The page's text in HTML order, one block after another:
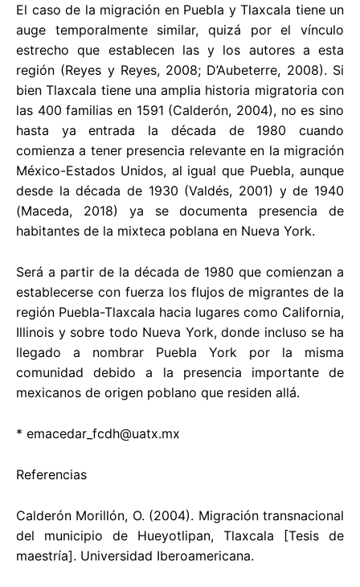
El caso de la migración en Puebla y Tlaxcala tiene un
auge temporalmente similar, quizá por el vínculo
estrecho que establecen las y los autores a esta
región (Reyes y Reyes, 2008; D’Aubeterre, 2008). Si
bien Tlaxcala tiene una amplia historia migratoria con
las 400 familias en 1591 (Calderón, 2004), no es sino
hasta ya entrada la década de 1980 cuando
comienza a tener presencia relevante en la migración
México-Estados Unidos, al igual que Puebla, aunque
desde la década de 1930 (Valdés, 2001) y de 1940
(Maceda, 2018) ya se documenta presencia de
habitantes de la mixteca poblana en Nueva York.
Será a partir de la década de 1980 que comienzan a
establecerse con fuerza los flujos de migrantes de la
región Puebla-Tlaxcala hacia lugares como California,
Illinois y sobre todo Nueva York, donde incluso se ha
llegado a nombrar Puebla York por la misma
comunidad debido a la presencia importante de
mexicanos de origen poblano que residen allá.
* emacedar_fcdh@uatx.mx
Referencias
Calderón Morillón, O. (2004). Migración transnacional
del municipio de Hueyotlipan, Tlaxcala [Tesis de
maestría]. Universidad Iberoamericana.